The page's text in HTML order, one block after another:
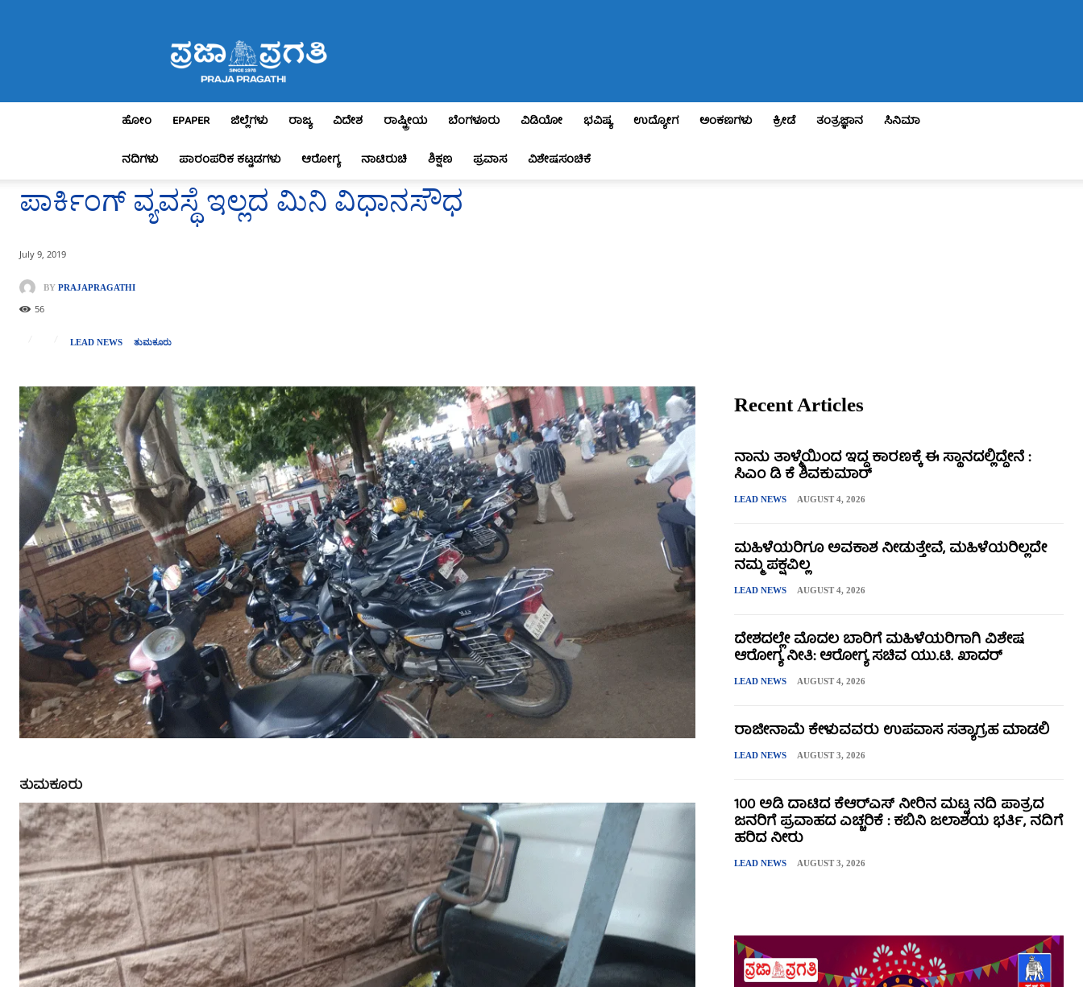
Pragathi
ಹೋಂ EPAPER ಜಿಲ್ಲೆಗಳು ರಾಜ್ಯ ವಿದೇಶ ರಾಷ್ಟ್ರೀಯ ಬೆಂಗಳೂರು ವಿಡಿಯೋ ಭವಿಷ್ಯ ಉದ್ಯೋಗ ಅಂಕಣಗಳು ಕ್ರೀಡೆ ತಂತ್ರಜ್ಞಾನ
ಸಿನಿಮಾ
ನದಿಗಳು
ಪಾರಂಪರಿಕ ಕಟ್ಟಡಗಳು ಆರೋಗ್ಯ ನಾಟಿರುಚಿ ಶಿಕ್ಷಣ ಪ್ರವಾಸ ವಿಶೇಷಸಂಚಿಕೆ
ಪಾರ್ಕಿಂಗ್ ವ್ಯವಸ್ಥೆ ಇಲ್ಲದ ಮಿನಿ ವಿಧಾನಸೌಧ
July 9, 2019
BY PRAJAPRAGATHI
56
LEAD NEWS ತುಮಕೂರು
ತುಮಕೂರು
Recent Articles
ನಾನು ತಾಳ್ಮೆಯಿಂದ ಇದ್ದ ಕಾರಣಕ್ಕೆ ಈ ಸ್ಥಾನದಲ್ಲಿದ್ದೇನೆ :
ಸಿಎಂ ಡಿ ಕೆ ಶಿವಕುಮಾರ್
LEAD NEWS AUGUST 4, 2026
ಮಹಿಳೆಯರಿಗೂ ಅವಕಾಶ ನೀಡುತ್ತೇವೆ, ಮಹಿಳೆಯರಿಲ್ಲದೇ
ನಮ್ಮ ಪಕ್ಷವಿಲ್ಲ
LEAD NEWS AUGUST 4, 2026
ದೇಶದಲ್ಲೇ ಮೊದಲ ಬಾರಿಗೆ ಮಹಿಳೆಯರಿಗಾಗಿ ವಿಶೇಷ
ಆರೋಗ್ಯ ನೀತಿ: ಆರೋಗ್ಯ ಸಚಿವ ಯು.ಟಿ. ಖಾದರ್
LEAD NEWS AUGUST 4, 2026
ರಾಜೀನಾಮೆ ಕೇಳುವವರು ಉಪವಾಸ ಸತ್ಯಾಗ್ರಹ ಮಾಡಲಿ
LEAD NEWS AUGUST 3, 2026
100 ಅಡಿ ದಾಟಿದ ಕೆಆರ್‌ಎಸ್ ನೀರಿನ ಮಟ್ಟ ನದಿ ಪಾತ್ರದ
ಜನರಿಗೆ ಪ್ರವಾಹದ ಎಚ್ಚರಿಕೆ : ಕಬಿನಿ ಜಲಾಶಯ ಭರ್ತಿ, ನದಿಗೆ
ಹರಿದ ನೀರು
LEAD NEWS AUGUST 3, 2026